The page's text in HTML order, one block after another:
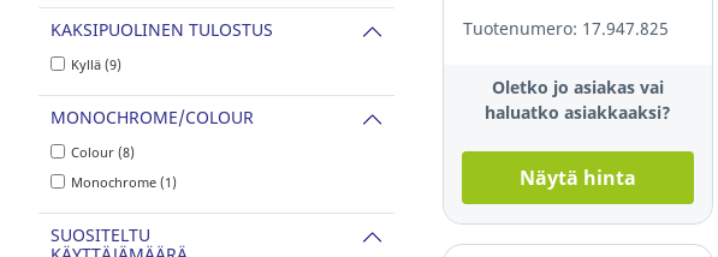
KAKSIPUOLINEN TULOSTUS
Kyllä (9)
MONOCHROME/COLOUR
Colour (8)
Monochrome (1)
SUOSITELTU
Tuotenumero: 17.947.825
Oletko jo asiakas vai
haluatko asiakkaaksi?
Näytä hinta